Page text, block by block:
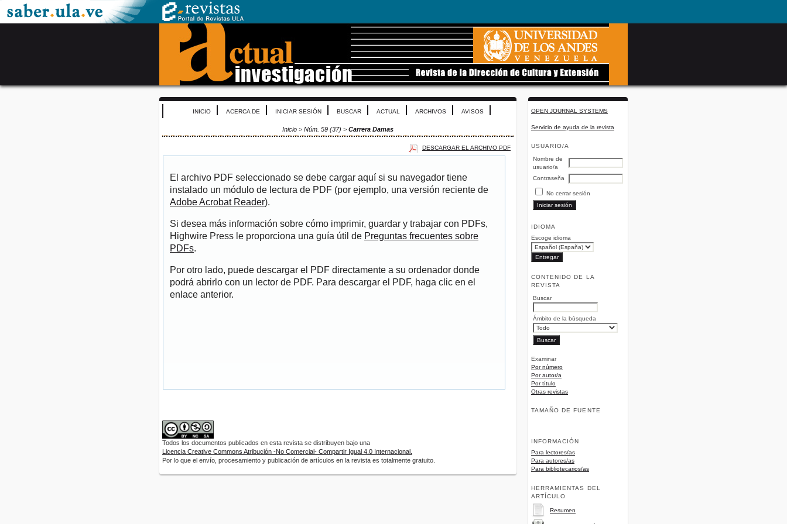
OPEN JOURNAL SYSTEMS
Servicio de ayuda de la revista
USUARIO/A
Nombre de
usuario/a
Contraseña
No cerrar sesión
IDIOMA
Escoge idioma
CONTENIDO DE LA
REVISTA
Buscar
Ámbito de la búsqueda
Examinar
Por número
Por autor/a
Por título
Otras revistas
TAMAÑO DE FUENTE
INFORMACIÓN
Para lectores/as
Para autores/as
Para bibliotecarios/as
HERRAMIENTAS DEL
ARTÍCULO
Resumen
INICIO ACERCA DE INICIAR SESIÓN BUSCAR ACTUAL ARCHIVOS AVISOS
Inicio > Núm. 59 (37) > Carrera Damas
DESCARGAR EL ARCHIVO PDF
El archivo PDF seleccionado se debe cargar aquí si su navegador tiene
instalado un módulo de lectura de PDF (por ejemplo, una versión reciente de
Adobe Acrobat Reader).
Si desea más información sobre cómo imprimir, guardar y trabajar con PDFs,
Highwire Press le proporciona una guía útil de Preguntas frecuentes sobre
PDFs.
Por otro lado, puede descargar el PDF directamente a su ordenador donde
podrá abrirlo con un lector de PDF. Para descargar el PDF, haga clic en el
enlace anterior.
Todos los documentos publicados en esta revista se distribuyen bajo una
Licencia Creative Commons Atribución -No Comercial- Compartir Igual 4.0 Internacional.
Por lo que el envío, procesamiento y publicación de artículos en la revista es totalmente gratuito.